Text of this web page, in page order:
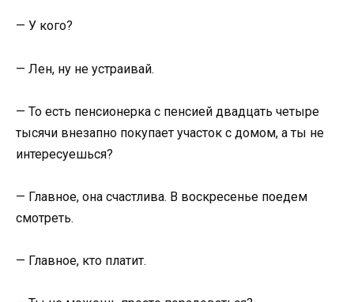
— У кого?
— Лен, ну не устраивай.
— То есть пенсионерка с пенсией двадцать четыре
тысячи внезапно покупает участок с домом, а ты не
интересуешься?
— Главное, она счастлива. В воскресенье поедем
смотреть.
— Главное, кто платит.